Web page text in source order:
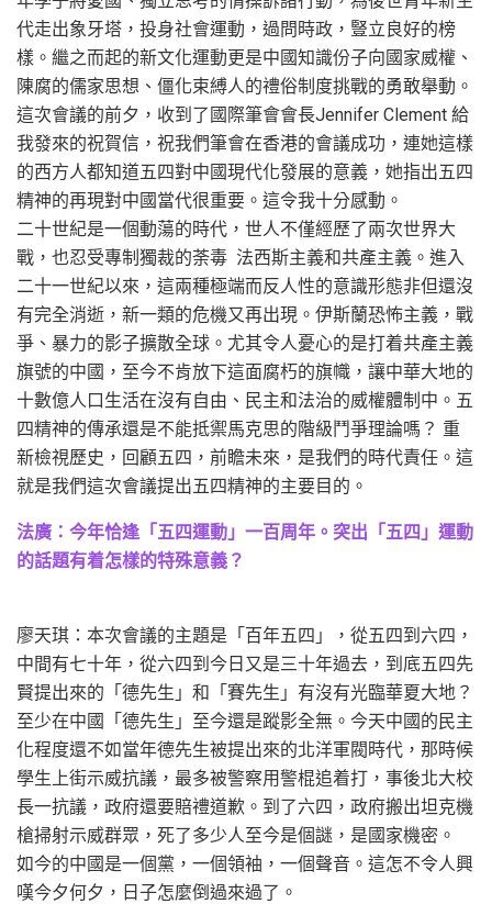
代走出象牙塔，投身社會運動，過問時政，豎立良好的榜
樣。繼之而起的新文化運動更是中國知識份子向國家威權、
陳腐的儒家思想、僵化束縛人的禮俗制度挑戰的勇敢舉動。
這次會議的前夕，收到了國際筆會會長Jennifer Clement 給
我發來的祝賀信，祝我們筆會在香港的會議成功，連她這樣
的西方人都知道五四對中國現代化發展的意義，她指出五四
精神的再現對中國當代很重要。這令我十分感動。
二十世紀是一個動蕩的時代，世人不僅經歷了兩次世界大
戰，也忍受專制獨裁的荼毒 法西斯主義和共產主義。進入
二十一世紀以來，這兩種極端而反人性的意識形態非但還沒
有完全消逝，新一類的危機又再出現。伊斯蘭恐怖主義，戰
爭、暴力的影子擴散全球。尤其令人憂心的是打着共產主義
旗號的中國，至今不肯放下這面腐朽的旗幟，讓中華大地的
十數億人口生活在沒有自由、民主和法治的威權體制中。五
四精神的傳承還是不能抵禦馬克思的階級鬥爭理論嗎？ 重
新檢視歷史，回顧五四，前瞻未來，是我們的時代責任。這
就是我們這次會議提出五四精神的主要目的。
法廣：今年恰逢「五四運動」一百周年。突出「五四」運動
的話題有着怎樣的特殊意義？
廖天琪：本次會議的主題是「百年五四」，從五四到六四，
中間有七十年，從六四到今日又是三十年過去，到底五四先
賢提出來的「德先生」和「賽先生」有沒有光臨華夏大地？
至少在中國「德先生」至今還是蹤影全無。今天中國的民主
化程度還不如當年德先生被提出來的北洋軍閥時代，那時候
學生上街示威抗議，最多被警察用警棍追着打，事後北大校
長一抗議，政府還要賠禮道歉。到了六四，政府搬出坦克機
槍掃射示威群眾，死了多少人至今是個謎，是國家機密。
如今的中國是一個黨，一個領袖，一個聲音。這怎不令人興
嘆今夕何夕，日子怎麼倒過來過了。